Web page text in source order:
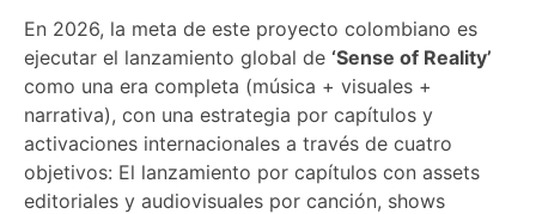
En 2026, la meta de este proyecto colombiano es
ejecutar el lanzamiento global de ‘Sense of Reality’
como una era completa (música + visuales +
narrativa), con una estrategia por capítulos y
activaciones internacionales a través de cuatro
objetivos: El lanzamiento por capítulos con assets
editoriales y audiovisuales por canción, shows